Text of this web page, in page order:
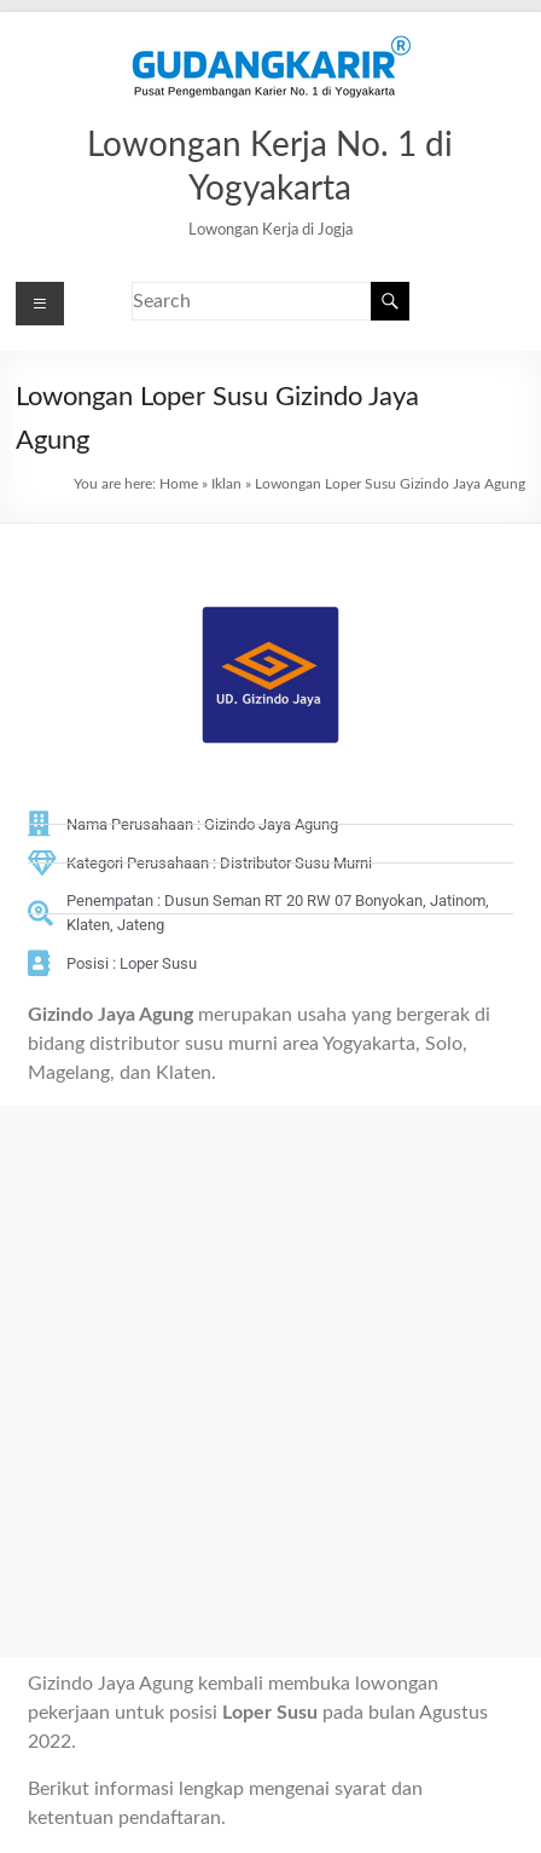
Lowongan Kerja No. 1 di
Yogyakarta
Lowongan Kerja di Jogja
Lowongan Loper Susu Gizindo Jaya
Agung
You are here: Home» Iklan » Lowongan Loper Susu Gizindo Jaya Agung
Nama Perusahaan : Gizindo Jaya Agung
Kategori Perusahaan : Distributor Susu Murni
Penempatan : Dusun Seman RT 20 RW 07 Bonyokan, Jatinom,
Klaten, Jateng
Posisi : Loper Susu
Gizindo Jaya Agung merupakan usaha yang bergerak di
bidang distributor susu murni area Yogyakarta, Solo,
Magelang, dan Klaten.
Gizindo Jaya Agung kembali membuka lowongan
pekerjaan untuk posisi Loper Susu pada bulan Agustus
2022.
Berikut informasi lengkap mengenai syarat dan
ketentuan pendaftaran.